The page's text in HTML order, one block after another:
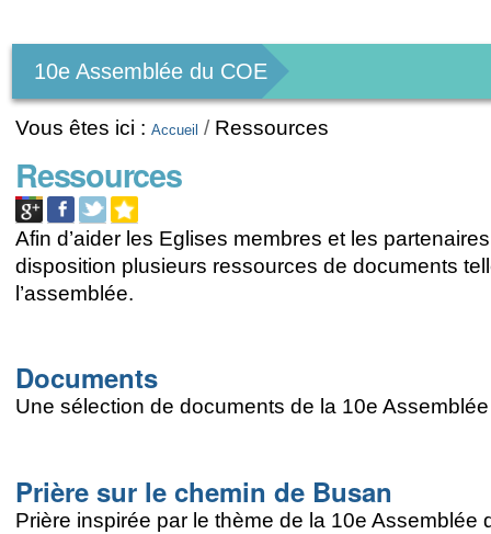
personnels
10e Assemblée du COE
Vous êtes ici : Accueil / Ressources
Ressources
Afin d’aider les Eglises membres et les
disposition plusieurs ressources de documents
l’assemblée.
Documents
Une sélection de documents de la 10e
Prière sur le chemin de Busan
Prière inspirée par le thème de la 10e